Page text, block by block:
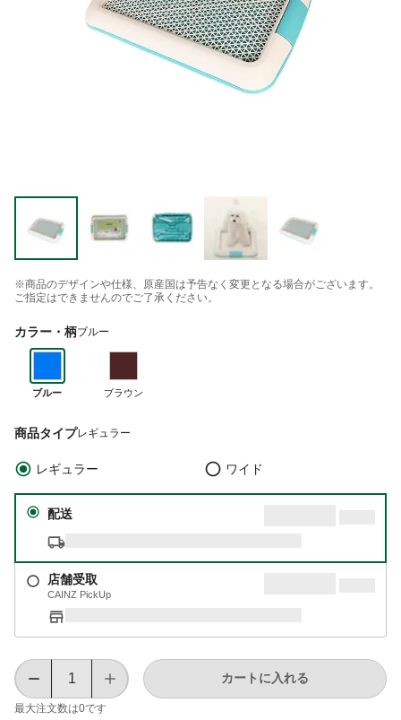
※商品のデザインや仕様、原産国は予告なく変更となる場合がございます。
ご指定はできませんのでご了承ください。
カラー・柄ブルー
ブルー ブラウン
商品タイプレギュラー
レギュラー ワイド
配送
店舗受取
CAINZ PickUp
最大注文数は0です
カートに入れる